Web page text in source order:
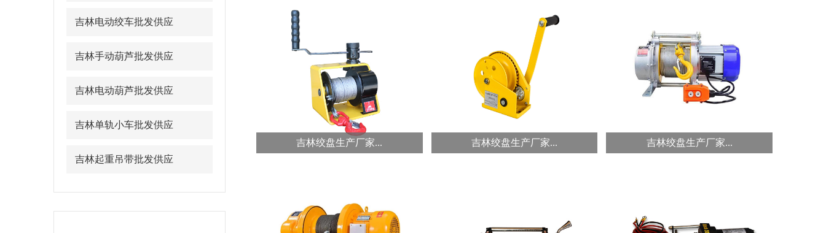
吉林电动绞车批发供应
吉林手动葫芦批发供应
吉林电动葫芦批发供应
吉林单轨小车批发供应
吉林起重吊带批发供应
吉林绞盘生产厂家...
冠航蜗杆手摇绞盘，机体配有摩擦
吉林绞盘生产厂家...
手动绞盘也叫手摇绞盘，冠航自动
吉林绞盘生产厂家...
冠航快速卷扬机，用卷筒缠绕钢丝